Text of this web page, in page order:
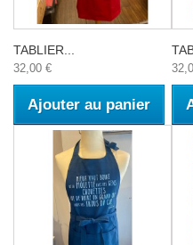
TABLIER...
32,00 €
Ajouter au panier